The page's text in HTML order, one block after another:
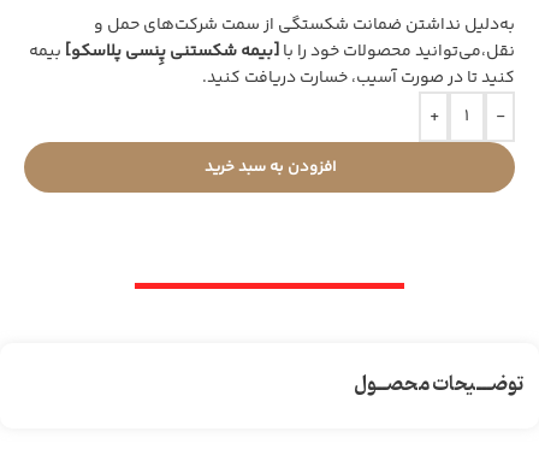
به‌دلیل نداشتن ضمانت شکستگی از سمت شرکت‌های حمل و
نقل،می‌توانید محصولات خود را با[بیمه شکستنی پِنسی پلاسکو] بیمه
کنید تا در صورت آسیب، خسارت دریافت کنید.
-
+
افزودن به سبد خرید
توضـــیحات محصــول